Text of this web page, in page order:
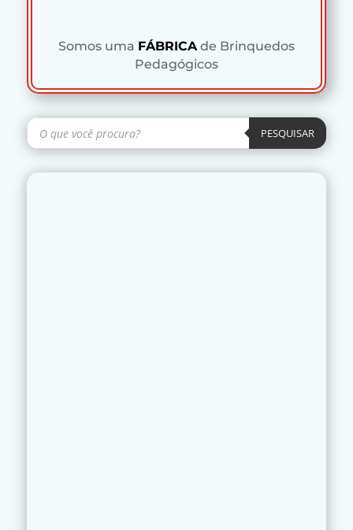
Somos uma FÁBRICAde Brinquedos
Pedagógicos
Pesquisar
produtos PESQUISAR